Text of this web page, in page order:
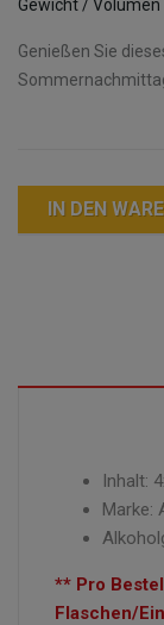
Gewicht / Volumen
Genießen Sie
IN DEN
Inhalt:
Marke:
** Pro
Flaschen/